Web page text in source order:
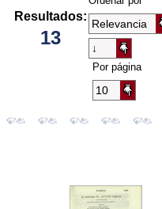
Resultados:
13
Por página